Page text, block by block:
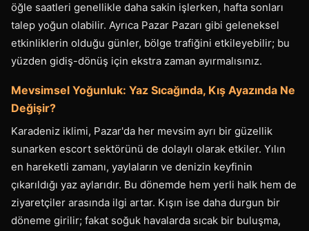
öğle saatleri genellikle daha sakin işlerken, hafta sonları
talep yoğun olabilir. Ayrıca Pazar Pazarı gibi geleneksel
etkinliklerin olduğu günler, bölge trafiğini etkileyebilir; bu
yüzden gidiş-dönüş için ekstra zaman ayırmalısınız.
Mevsimsel Yoğunluk: Yaz Sıcağında, Kış Ayazında Ne
Değişir?
Karadeniz iklimi, Pazar'da her mevsim ayrı bir güzellik
sunarken escort sektörünü de dolaylı olarak etkiler. Yılın
en hareketli zamanı, yaylaların ve denizin keyfinin
çıkarıldığı yaz aylarıdır. Bu dönemde hem yerli halk hem de
ziyaretçiler arasında ilgi artar. Kışın ise daha durgun bir
döneme girilir; fakat soğuk havalarda sıcak bir buluşma,